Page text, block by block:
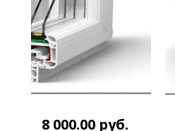
8 000.00 руб.